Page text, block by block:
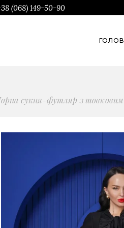
(068) 149-50-90
сукня-футляр з